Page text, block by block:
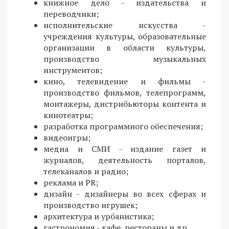
книжное дело - издательства и
переводчики;
исполнительские искусства -
учреждения культуры, образовательные
организации в области культуры,
производство музыкальных
инструментов;
кино, телевидение и фильмы -
производство фильмов, телепрограмм,
монтажеры, дистрибьюторы контента и
кинотеатры;
разработка программного обеспечения;
видеоигры;
медиа и СМИ - издание газет и
журналов, деятельность порталов,
телеканалов и радио;
реклама и PR;
дизайн - дизайнеры во всех сферах и
производство игрушек;
архитектура и урбанистика;